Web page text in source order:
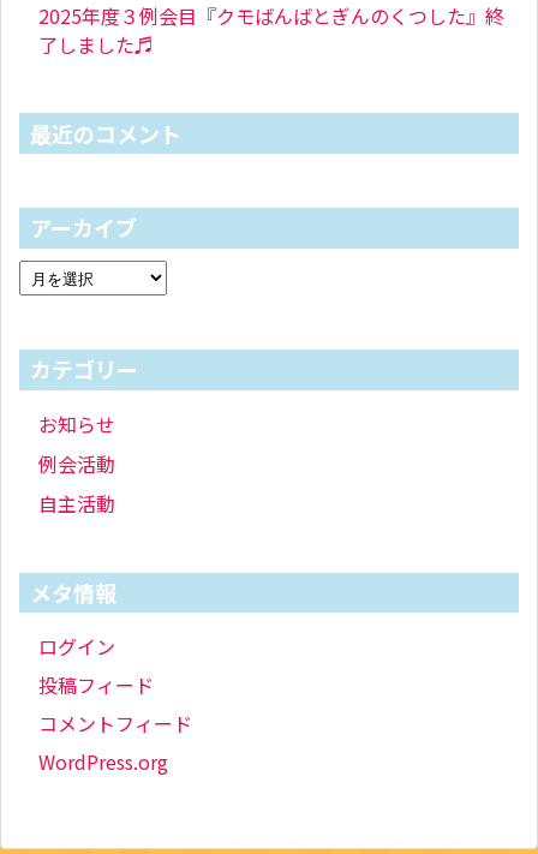
2025年度３例会目『クモばんばとぎんのくつした』終
了しました♬
最近のコメント
アーカイブ
カテゴリー
お知らせ
例会活動
自主活動
メタ情報
ログイン
投稿フィード
コメントフィード
WordPress.org